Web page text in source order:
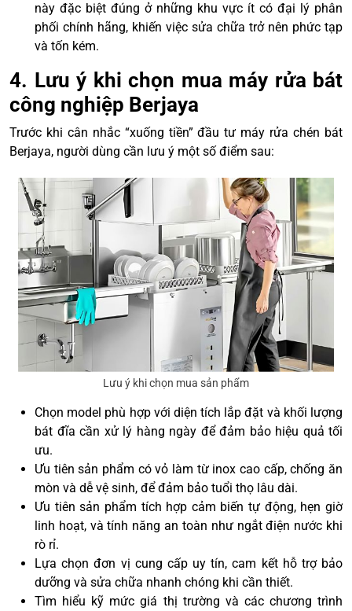
này đặc biệt đúng ở những khu vực ít có đại lý phân
phối chính hãng, khiến việc sửa chữa trở nên phức tạp
và tốn kém.
4. Lưu ý khi chọn mua máy rửa bát
công nghiệp Berjaya
Trước khi cân nhắc “xuống tiền” đầu tư máy rửa chén bát
Berjaya, người dùng cần lưu ý một số điểm sau:
Lưu ý khi chọn mua sản phẩm
Chọn model phù hợp với diện tích lắp đặt và khối lượng
bát đĩa cần xử lý hàng ngày để đảm bảo hiệu quả tối
ưu.
Ưu tiên sản phẩm có vỏ làm từ inox cao cấp, chống ăn
mòn và dễ vệ sinh, để đảm bảo tuổi thọ lâu dài.
Ưu tiên sản phẩm tích hợp cảm biến tự động, hẹn giờ
linh hoạt, và tính năng an toàn như ngắt điện nước khi
rò rỉ.
Lựa chọn đơn vị cung cấp uy tín, cam kết hỗ trợ bảo
dưỡng và sửa chữa nhanh chóng khi cần thiết.
Tìm hiểu kỹ mức giá thị trường và các chương trình